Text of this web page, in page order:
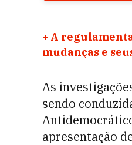
+ A
mudanças e
As
sendo
apresentação